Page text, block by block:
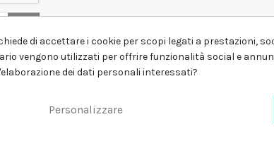
04979670652
di accettare i cookie per scopi legati a prestazioni,
vengono utilizzati per offrire funzionalità social e
dei dati personali interessati?
Personalizzare